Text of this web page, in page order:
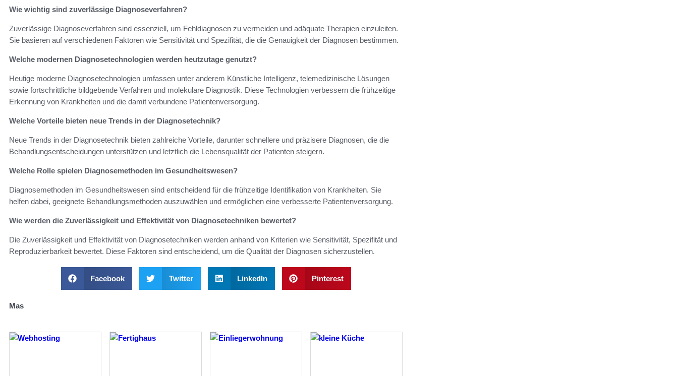
Wie wichtig sind zuverlässige Diagnoseverfahren?
Zuverlässige Diagnoseverfahren sind essenziell, um Fehldiagnosen zu vermeiden und adäquate Therapien einzuleiten.
Sie basieren auf verschiedenen Faktoren wie Sensitivität und Spezifität, die die Genauigkeit der Diagnosen bestimmen.
Welche modernen Diagnosetechnologien werden heutzutage genutzt?
Heutige moderne Diagnosetechnologien umfassen unter anderem Künstliche Intelligenz, telemedizinische Lösungen
sowie fortschrittliche bildgebende Verfahren und molekulare Diagnostik. Diese Technologien verbessern die frühzeitige
Erkennung von Krankheiten und die damit verbundene Patientenversorgung.
Welche Vorteile bieten neue Trends in der Diagnosetechnik?
Neue Trends in der Diagnosetechnik bieten zahlreiche Vorteile, darunter schnellere und präzisere Diagnosen, die die
Behandlungsentscheidungen unterstützen und letztlich die Lebensqualität der Patienten steigern.
Welche Rolle spielen Diagnosemethoden im Gesundheitswesen?
Diagnosemethoden im Gesundheitswesen sind entscheidend für die frühzeitige Identifikation von Krankheiten. Sie
helfen dabei, geeignete Behandlungsmethoden auszuwählen und ermöglichen eine verbesserte Patientenversorgung.
Wie werden die Zuverlässigkeit und Effektivität von Diagnosetechniken bewertet?
Die Zuverlässigkeit und Effektivität von Diagnosetechniken werden anhand von Kriterien wie Sensitivität, Spezifität und
Reproduzierbarkeit bewertet. Diese Faktoren sind entscheidend, um die Qualität der Diagnosen sicherzustellen.
Facebook Twitter LinkedIn Pinterest
Mas